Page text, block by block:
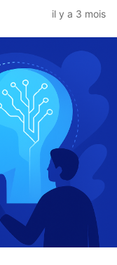
il y a 3 mois